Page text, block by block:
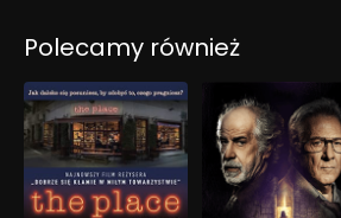
Polecamy również